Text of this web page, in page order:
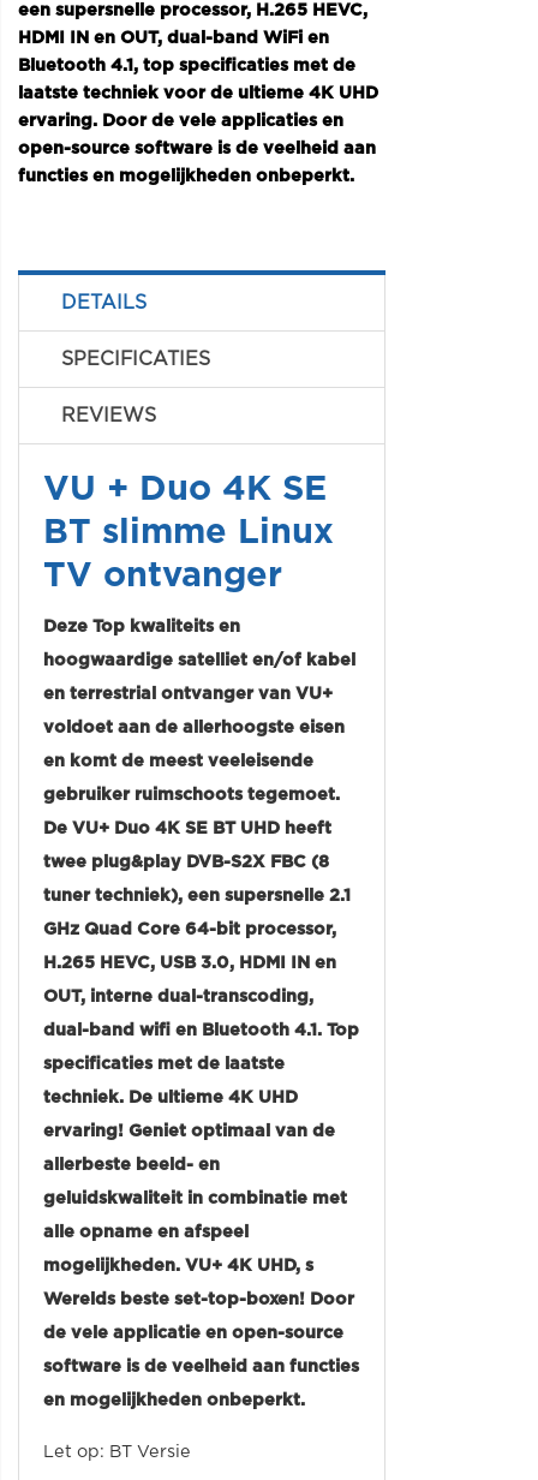
een supersnelle processor, H.265 HEVC,
HDMI IN en OUT, dual-band WiFi en
Bluetooth 4.1, top specificaties met de
laatste techniek voor de ultieme 4K UHD
ervaring. Door de vele applicaties en
open-source software is de veelheid aan
functies en mogelijkheden onbeperkt.
DETAILS
SPECIFICATIES
REVIEWS
VU + Duo 4K SE
BT slimme Linux
TV ontvanger
Deze Top kwaliteits en
hoogwaardige satelliet en/of kabel
en terrestrial ontvanger van VU+
voldoet aan de allerhoogste eisen
en komt de meest veeleisende
gebruiker ruimschoots tegemoet.
De VU+ Duo 4K SE BT UHD heeft
twee plug&play DVB-S2X FBC (8
tuner techniek), een supersnelle 2.1
GHz Quad Core 64-bit processor,
H.265 HEVC, USB 3.0, HDMI IN en
OUT, interne dual-transcoding,
dual-band wifi en Bluetooth 4.1. Top
specificaties met de laatste
techniek. De ultieme 4K UHD
ervaring! Geniet optimaal van de
allerbeste beeld- en
geluidskwaliteit in combinatie met
alle opname en afspeel
mogelijkheden. VU+ 4K UHD, s
Werelds beste set-top-boxen! Door
de vele applicatie en open-source
software is de veelheid aan functies
en mogelijkheden onbeperkt.
Let op: BT Versie